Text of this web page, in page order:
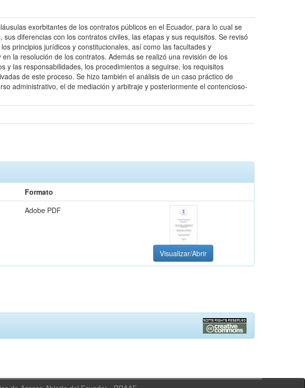
exorbitantes de los contratos públicos en el Ecuador, para lo cual se
diferencias con los contratos civiles, las etapas y sus requisitos. Se revisó
principios jurídicos y constitucionales, así como las facultades y
la resolución de los contratos. Además se realizó una revisión de los
y las responsabilidades, los procedimientos a seguirse, los requisitos
de este proceso. Se hizo también el análisis de un caso práctico de
administrativo, el de mediación y arbitraje y posteriormente el contencioso-
Formato
Adobe PDF
Visualizar/Abrir